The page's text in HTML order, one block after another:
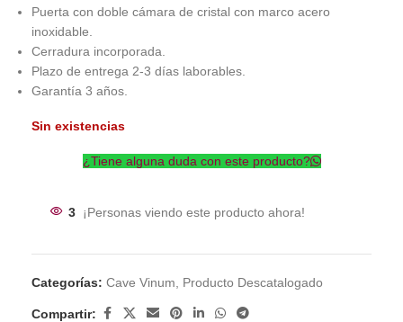
Puerta con doble cámara de cristal con marco acero
inoxidable.
Cerradura incorporada.
Plazo de entrega 2-3 días laborables.
Garantía 3 años.
Sin existencias
¿Tiene alguna duda con este producto?
3 ¡Personas viendo este producto ahora!
Categorías: Cave Vinum Producto Descatalogado
Compartir: